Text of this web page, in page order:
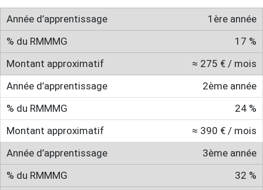
1ère année
17 %
≈ 275 € / mois
2ème année
24 %
≈ 390 € / mois
3ème année
32 %